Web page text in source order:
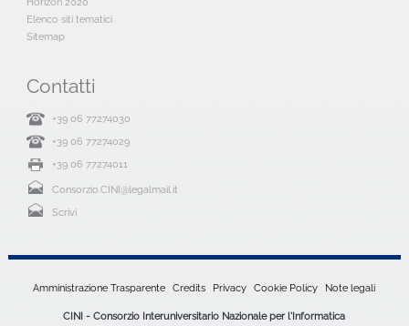
Elenco siti tematici
Sitemap
Contatti
+39 06 77274030
+39 06 77274029
+39 06 77274011
Consorzio.CINI@legalmail.it
Scrivi
Amministrazione Trasparente Credits Privacy Cookie Policy Note legali
CINI - Consorzio Interuniversitario Nazionale per l'Informatica